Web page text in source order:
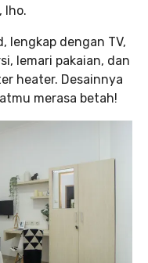
lho.
lengkap dengan TV,
lemari pakaian, dan
heater. Desainnya
merasa betah!